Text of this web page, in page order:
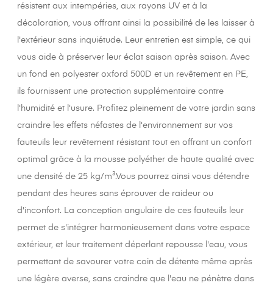
résistent aux intempéries, aux rayons UV et à la
décoloration, vous offrant ainsi la possibilité de les laisser à
l'extérieur sans inquiétude. Leur entretien est simple, ce qui
vous aide à préserver leur éclat saison après saison. Avec
un fond en polyester oxford 500D et un revêtement en PE,
ils fournissent une protection supplémentaire contre
l'humidité et l'usure. Profitez pleinement de votre jardin sans
craindre les effets néfastes de l'environnement sur vos
fauteuils leur revêtement résistant tout en offrant un confort
optimal grâce à la mousse polyéther de haute qualité avec
une densité de 25 kg/m³.Vous pourrez ainsi vous détendre
pendant des heures sans éprouver de raideur ou
d'inconfort. La conception angulaire de ces fauteuils leur
permet de s'intégrer harmonieusement dans votre espace
extérieur, et leur traitement déperlant repousse l'eau, vous
permettant de savourer votre coin de détente même après
une légère averse, sans craindre que l'eau ne pénètre dans